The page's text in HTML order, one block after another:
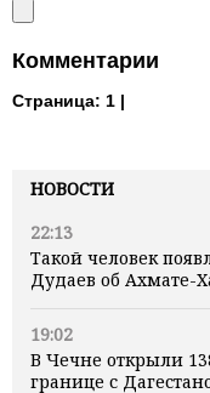
НОВОСТИ
22:13
Такой человек
Дудаев об Ахмате-
19:02
В Чечне открыли
границе с
Комментарии
Страница: 1 |